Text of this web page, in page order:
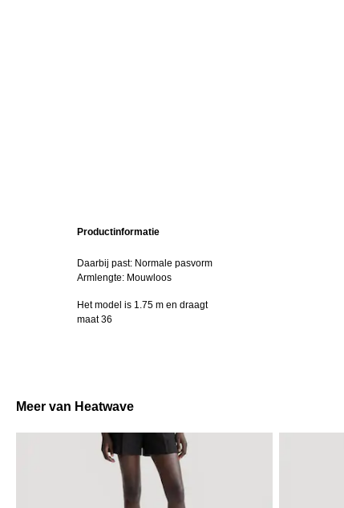
Productinformatie
Daarbij past: Normale pasvorm
Armlengte: Mouwloos
Het model is 1.75 m en draagt
maat 36
Meer van Heatwave